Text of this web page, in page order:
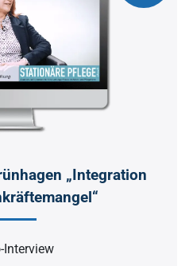
„Integration
Interview